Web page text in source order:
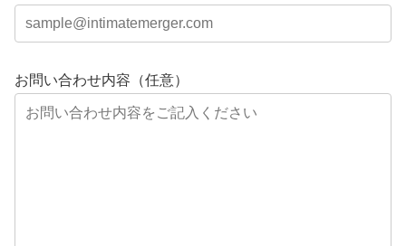
お問い合わせ内容（任意）